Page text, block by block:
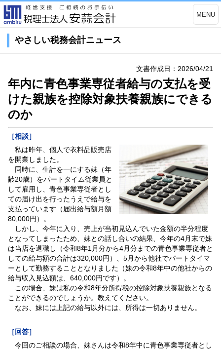
MENU
やさしい税務会計ニュース
文書作成日：2026/04/21
年内に青色事業専従者給与の支払を受
けた親族を控除対象扶養親族にできる
のか
［相談］
私は昨年、個人で衣料品販売店
を開業しました。
同時に、生計を一にする妹（年
齢20歳）をパートタイム従業員と
して雇用し、青色事業専従者とし
ての届け出を行ったうえで給与を
支払っています（届出給与額月額
80,000円）。
しかし、今年に入り、売上が当初見込んでいた金額の半分程度
となってしまったため、妹との話し合いの結果、今年の4月末で妹
は当店を退職し（令和8年1月分から4月分までの青色事業専従者と
しての給与額の合計は320,000円）、5月から他社でパートタイマ
ーとして勤務することとなりました（妹の令和8年中の他社からの
給与収入見込額は、640,000円です）。
この場合、妹は私の令和8年分所得税の控除対象扶養親族となる
ことができるのでしょうか。教えてください。
なお、妹には上記の給与以外には、所得は一切ありません。
［回答］
今回のご相談の場合、妹さんは令和8年中に青色事業専従者とし